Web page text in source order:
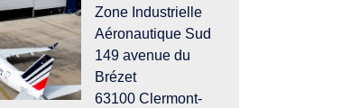
Zone Industrielle
Aéronautique Sud
149 avenue du
Brézet
63100 Clermont-